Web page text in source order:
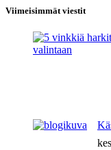
Viimeisimmät viestit